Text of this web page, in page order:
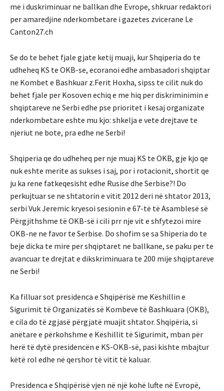
me i duskriminuar ne ballkan dhe Evrope, shkruar redaktori
per amaredjine nderkombetare i gazetes zvicerane Le
Canton27.ch
Se do te behet fjale gjate ketij muaji, kur Shqiperia do te
udheheq KS te OKB-se, ecoranoi edhe ambasadori shqiptar
ne Kombet e Bashkuar z.Ferit Hoxha, sipss te cilit nuk do
behet fjale per Kosoven echiq e me hiq per diskriminimin e
shqiptareve ne Serbi edhe pse prioritet i kesaj organizate
nderkombetare eshte mu kjo: shkelja e vete drejtave te
njeriut ne bote, pra edhe ne Serbi!
Shqiperia qe do udheheq per nje muaj KS te OKB, gje kjo qe
nuk eshte merite as sukses i saj, por i rotacionit, shortit qe
ju ka rene fatkeqesisht edhe Rusise dhe Serbise?! Do
perkujtuar se ne shtatorin e vitit 2012 deri në shtator 2013,
serbi Vuk Jeremic kryesoi sesionin e 67-të të Asamblesë së
Përgjithshme të OKB-së i cili prr nje vit e shfytezoi mire
OKB-ne ne favor te Serbise. Do shofim se sa Shiperia do te
beje dicka te mire per shqiptaret ne ballkane, se paku per te
avancuar te drejtat e dikskriminuara te 200 mije shqiptareve
ne Serbi!
Ka filluar sot presidenca e Shqipërisë me Këshillin e
Sigurimit të Organizatës së Kombeve të Bashkuara (OKB),
e cila do të zgjasë përgjatë muajit shtator. Shqipëria, si
anëtare e përkohshme e Këshillit të Sigurimit, mban për
herë të dytë presidencën e KS-OKB-së, pasi kishte mbajtur
këtë rol edhe në qershor të vitit të kaluar.
Presidenca e Shqipërisë vjen në një kohë lufte në Evropë,